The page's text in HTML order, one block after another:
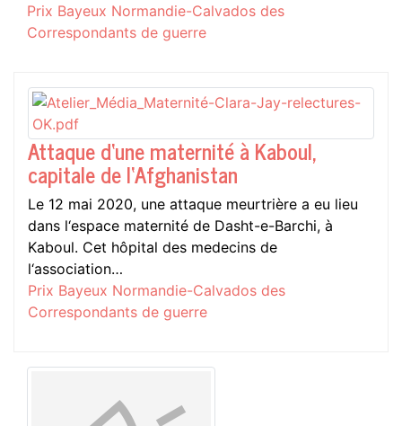
Prix Bayeux Normandie-Calvados des
Correspondants de guerre
Attaque d‘une maternité à Kaboul,
capitale de l‘Afghanistan
Le 12 mai 2020, une attaque meurtrière a eu lieu
dans l‘espace maternité de Dasht-e-Barchi, à
Kaboul. Cet hôpital des medecins de
l‘association…
Prix Bayeux Normandie-Calvados des
Correspondants de guerre